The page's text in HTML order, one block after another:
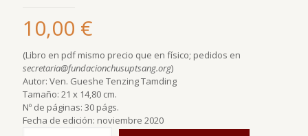
10,00 €
(Libro en pdf mismo precio que en físico; pedidos en
secretaria@fundacionchusuptsang.org)
Autor: Ven. Gueshe Tenzing Tamding
Tamaño: 21 x 14,80 cm.
Nº de páginas: 30 págs.
Fecha de edición: noviembre 2020